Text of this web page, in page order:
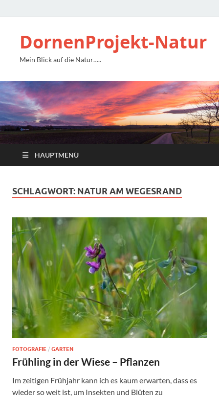
DornenProjekt-Natur
Mein Blick auf die Natur…..
HAUPTMENÜ
SCHLAGWORT: NATUR AM WEGESRAND
FOTOGRAFIE / GARTEN
Frühling in der Wiese – Pflanzen
Im zeitigen Frühjahr kann ich es kaum erwarten, dass es
wieder so weit ist, um Insekten und Blüten zu